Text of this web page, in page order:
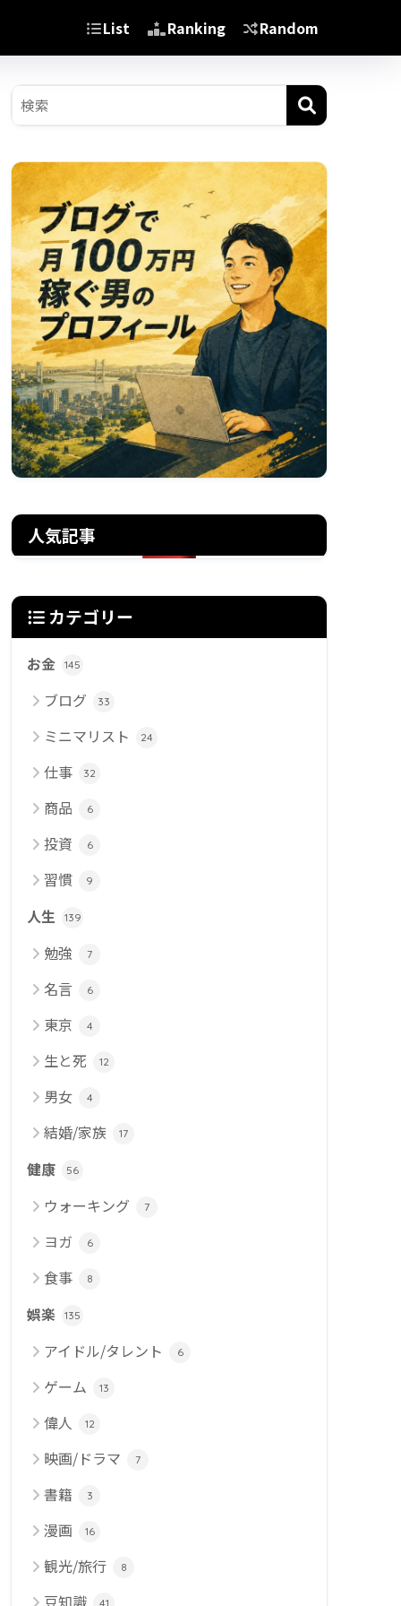
List Ranking Random
人気記事
カテゴリー
お金 145
ブログ 33
ミニマリスト 24
仕事 32
商品 6
投資 6
習慣 9
人生 139
勉強 7
名言 6
東京 4
生と死 12
男女 4
結婚/家族 17
健康 56
ウォーキング 7
ヨガ 6
食事 8
娯楽 135
アイドル/タレント 6
ゲーム 13
偉人 12
映画/ドラマ 7
書籍 3
漫画 16
観光/旅行 8
豆知識 41